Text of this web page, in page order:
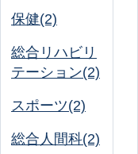
保健(2)
総合リハビリ
テーション(2)
スポーツ(2)
総合人間科(2)